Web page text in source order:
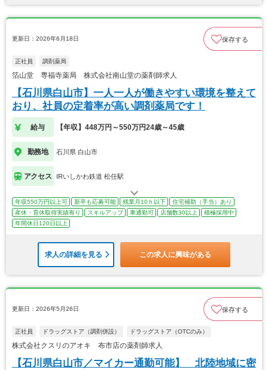
更新日：2026年6月18日 保存する
正社員 調剤薬局
箔山堂 専福寺薬局 株式会社南山堂の薬剤師求人
【石川県白山市】一人一人が働きやすい環境を整えて
おり、社員の定着率が高い調剤薬局です！
給与 【年収】448万円～550万円24歳～45歳
勤務地 石川県 白山市
アクセス IRいしかわ鉄道 松任駅
年収550万円以上可 新卒も応募可能 残業月10ｈ以下
住宅補助（手当）あり
産休・育休取得実績有り
スキルアップ 車通勤可 店舗数30以上
積極採用中
年間休日120日以上
求人の詳細を見る この求人に興味がある
更新日：2026年5月26日 保存する
正社員 ドラッグストア（調剤併設） ドラッグストア（OTCのみ）
株式会社クスリのアオキ 布市店の薬剤師求人
【石川県白山市／マイカー通勤可能】 北陸地域に密